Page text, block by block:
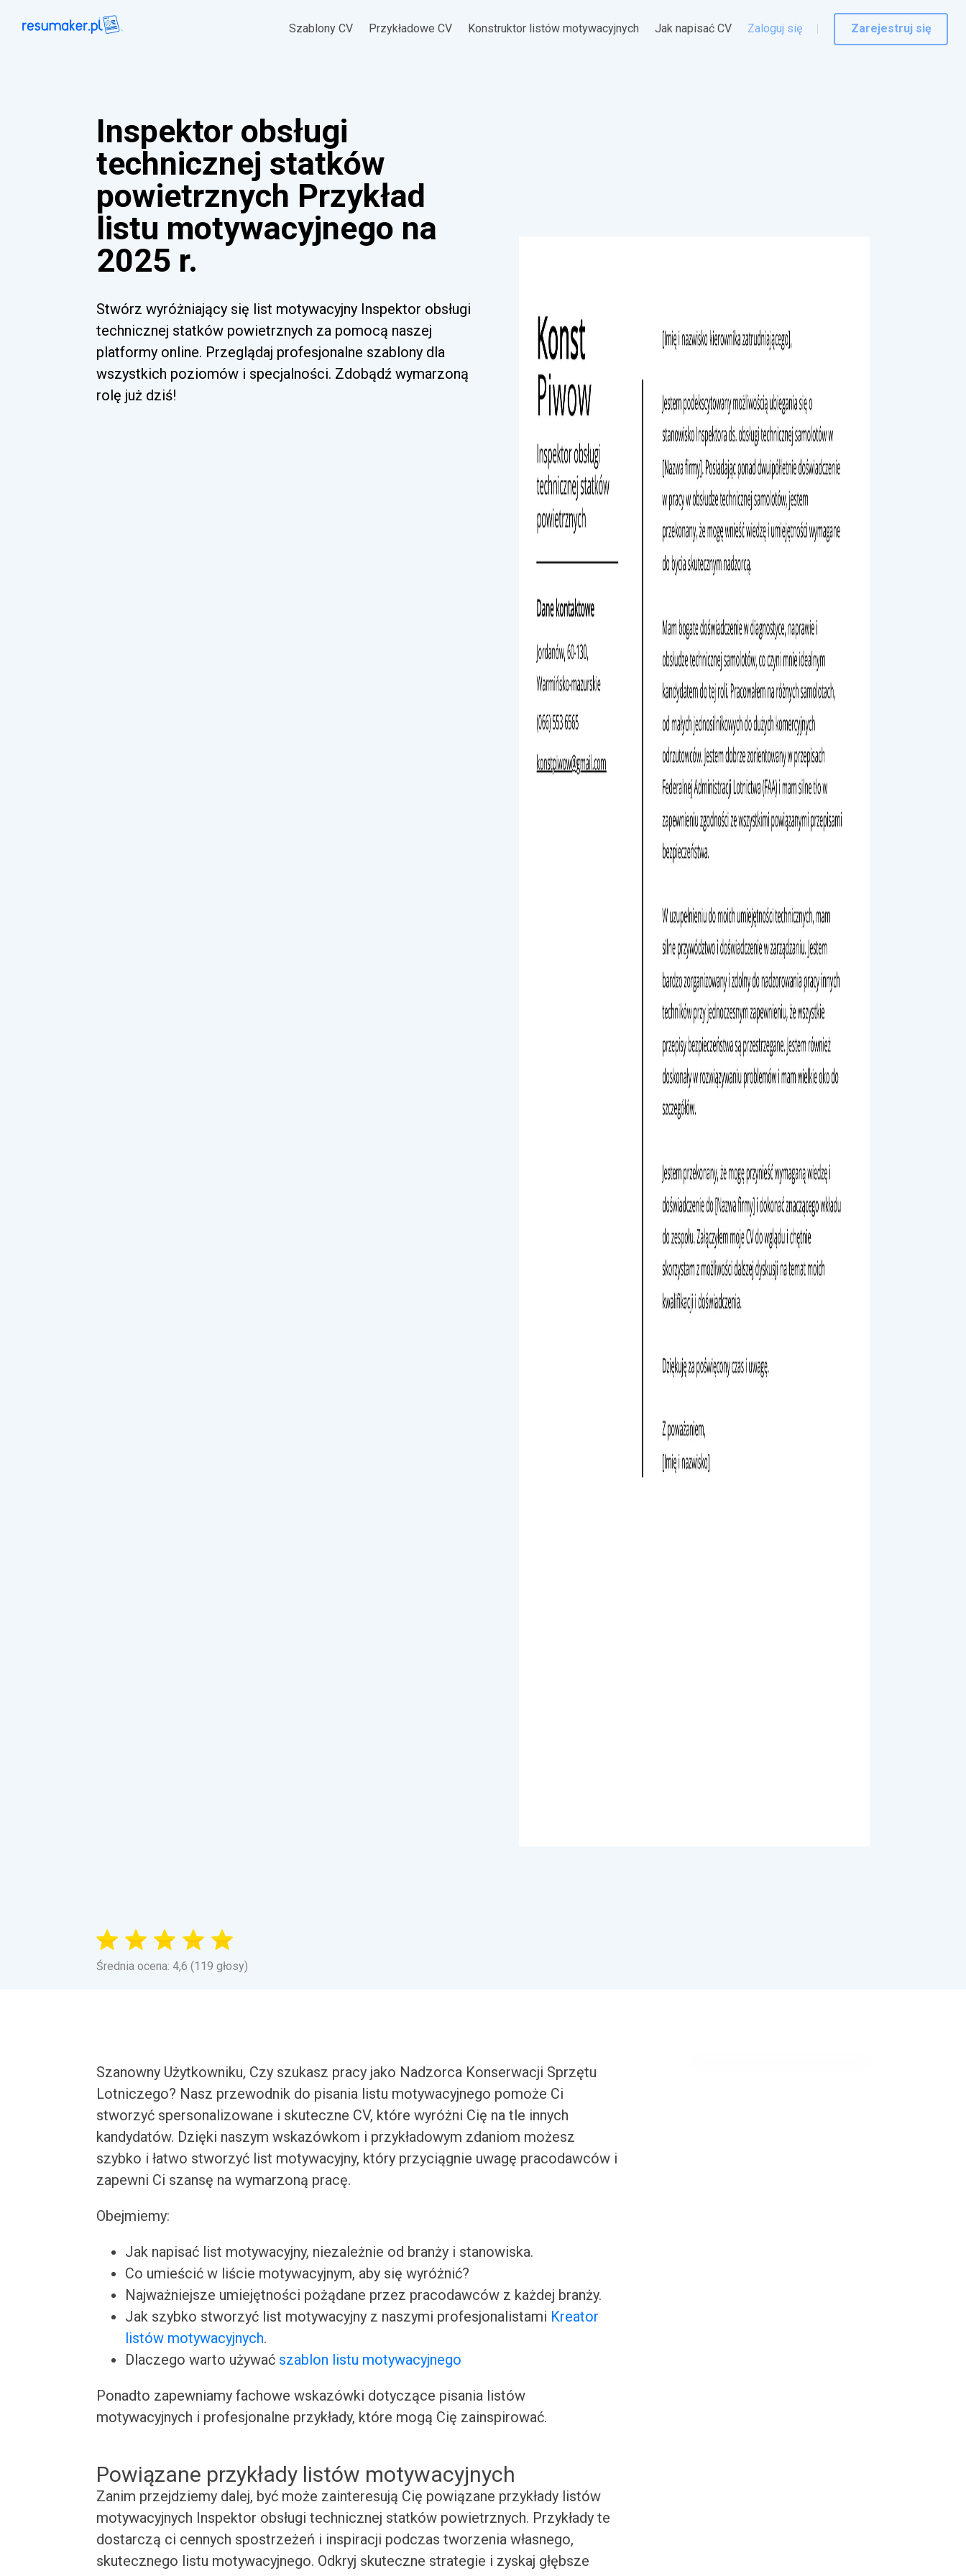
Szablony CV Przykładowe CV Konstruktor listów motywacyjnych Jak napisać CV Zaloguj się Zarejestruj się
Inspektor obsługi
technicznej statków
powietrznych Przykład
listu motywacyjnego na
2025 r.
Stwórz wyróżniający się list motywacyjny Inspektor obsługi
technicznej statków powietrznych za pomocą naszej
platformy online. Przeglądaj profesjonalne szablony dla
wszystkich poziomów i specjalności. Zdobądź wymarzoną
rolę już dziś!
Średnia ocena: 4,6 (119 głosy)
Szanowny Użytkowniku, Czy szukasz pracy jako Nadzorca Konserwacji Sprzętu
Lotniczego? Nasz przewodnik do pisania listu motywacyjnego pomoże Ci
stworzyć spersonalizowane i skuteczne CV, które wyróżni Cię na tle innych
kandydatów. Dzięki naszym wskazówkom i przykładowym zdaniom możesz
szybko i łatwo stworzyć list motywacyjny, który przyciągnie uwagę pracodawców i
zapewni Ci szansę na wymarzoną pracę.
Obejmiemy:
Jak napisać list motywacyjny, niezależnie od branży i stanowiska.
Co umieścić w liście motywacyjnym, aby się wyróżnić?
Najważniejsze umiejętności pożądane przez pracodawców z każdej branży.
Jak szybko stworzyć list motywacyjny z naszymi profesjonalistami Kreator
listów motywacyjnych.
Dlaczego warto używać szablon listu motywacyjnego
Ponadto zapewniamy fachowe wskazówki dotyczące pisania listów
motywacyjnych i profesjonalne przykłady, które mogą Cię zainspirować.
Powiązane przykłady listów motywacyjnych
Zanim przejdziemy dalej, być może zainteresują Cię powiązane przykłady listów
motywacyjnych Inspektor obsługi technicznej statków powietrznych. Przykłady te
dostarczą ci cennych spostrzeżeń i inspiracji podczas tworzenia własnego,
skutecznego listu motywacyjnego. Odkryj skuteczne strategie i zyskaj głębsze